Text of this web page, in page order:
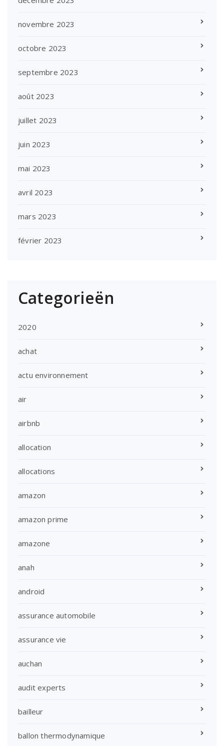
novembre 2023
octobre 2023
septembre 2023
août 2023
juillet 2023
juin 2023
mai 2023
avril 2023
mars 2023
février 2023
Categorieën
2020
achat
actu environnement
air
airbnb
allocation
allocations
amazon
amazon prime
amazone
anah
android
assurance automobile
assurance vie
auchan
audit experts
bailleur
ballon thermodynamique